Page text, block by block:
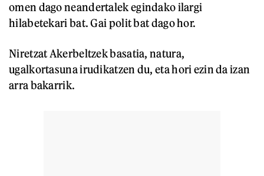
omen dago neandertalek egindako ilargi
hilabetekari bat. Gai polit bat dago hor.
Niretzat Akerbeltzek basatia, natura,
ugalkortasuna irudikatzen du, eta hori ezin da izan
arra bakarrik.